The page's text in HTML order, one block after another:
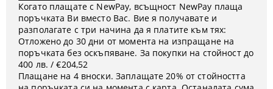
Когато плащате с NewPay, всъщност NewPay плаща
поръчката Ви вместо Вас. Вие я получавате и
разполагате с три начина да я платите към тях:
Отложено до 30 дни от момента на изпращане на
поръчката без оскъпяване. За покупки на стойност до
400 лв. / €204,52
Плащане на 4 вноски. Заплащате 20% от стойността